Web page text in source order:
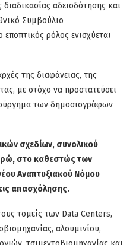
αδειοδότησης και
Συμβούλιο
ρόλος ενισχύεται
της διαφάνειας, της
, με στόχο να προστατεύσει
των δημοσιογράφων
σχεδίων, συνολικού
στο καθεστώς των
Αναπτυξιακού Νόμου
απασχόλησης.
τομείς των Data Centers,
αλουμινίου,